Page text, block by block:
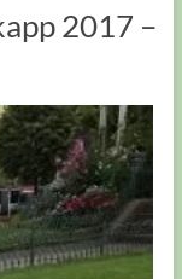
2017 –